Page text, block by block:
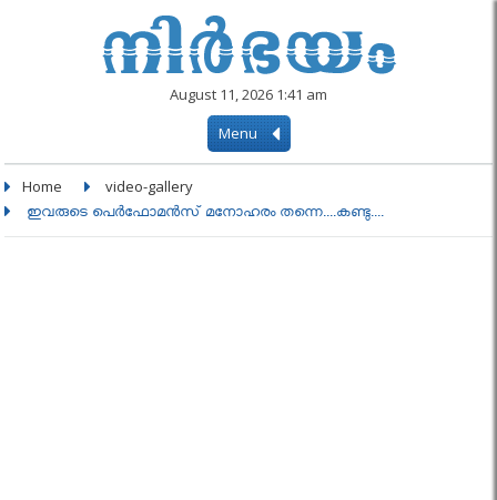
August 11, 2026 1:41 am
Menu
Home video-gallery
ഇവരുടെ പെർഫോമൻസ് മനോഹരം തന്നെ....കണ്ടു....